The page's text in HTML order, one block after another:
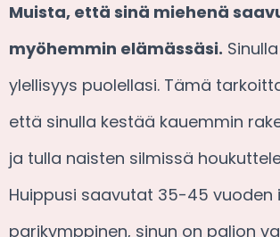
Muista, että sinä miehenä
myöhemmin elämässäsi.
ylellisyys puolellasi. Tämä
että sinulla kestää kauemmin
ja tulla naisten silmissä
Huippusi saavutat 35-45 vuoden
parikymppinen, sinun on paljon